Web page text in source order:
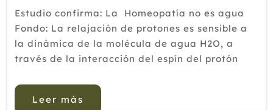
Estudio confirma: La Homeopatía no es agua
Fondo: La relajación de protones es sensible a
la dinámica de la molécula de agua H2O, a
través de la interacción del espín del protón
Leer más